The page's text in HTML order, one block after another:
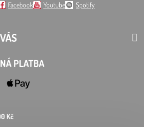
Facebook Youtube Spotify
PLATBA
Kč